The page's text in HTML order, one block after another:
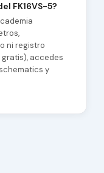
FK16VS-5?
ni registro
accedes
y